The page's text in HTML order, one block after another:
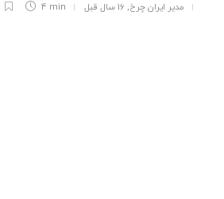
مدیر ایران چرخ, 16 سال قبل 4 min